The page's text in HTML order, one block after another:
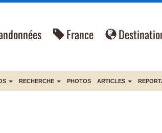
France
RECHERCHE PHOTOS ARTICLES